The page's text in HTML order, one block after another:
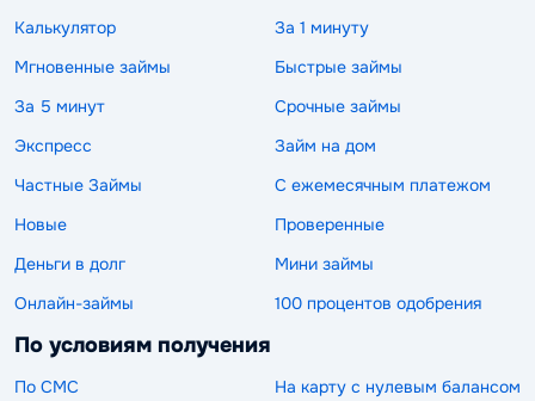
Калькулятор
За 1 минуту
Мгновенные займы
Быстрые займы
За 5 минут
Срочные займы
Экспресс
Займ на дом
Частные Займы
С ежемесячным платежом
Новые
Проверенные
Деньги в долг
Мини займы
Онлайн-займы
100 процентов одобрения
По условиям получения
По СМС
На карту с нулевым балансом